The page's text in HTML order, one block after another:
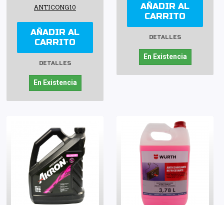
ANTICONG10
AÑADIR AL
CARRITO
DETALLES
En Existencia
AÑADIR AL
CARRITO
DETALLES
En Existencia